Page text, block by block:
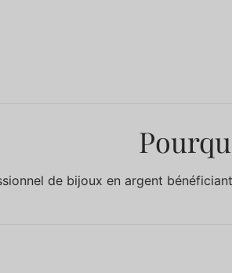
de bijoux en argent